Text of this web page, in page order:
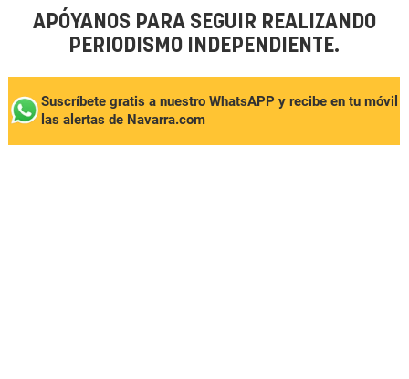
APÓYANOS PARA SEGUIR REALIZANDO
PERIODISMO INDEPENDIENTE.
Suscríbete gratis a nuestro WhatsAPP y recibe en tu móvil
las alertas de Navarra.com